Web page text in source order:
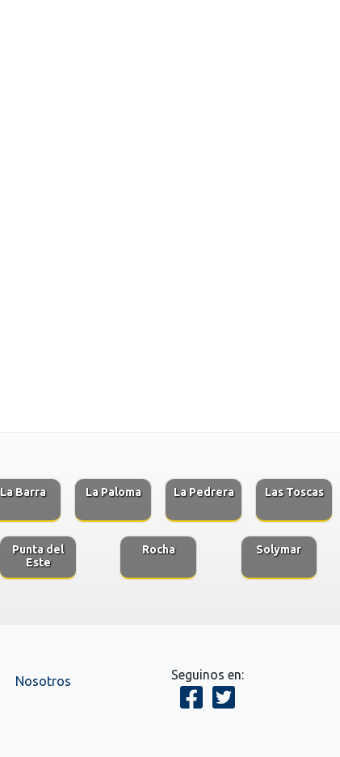
La Barra La Paloma La Pedrera Las Toscas
Punta del
Este
Rocha Solymar
Nosotros Seguinos en: